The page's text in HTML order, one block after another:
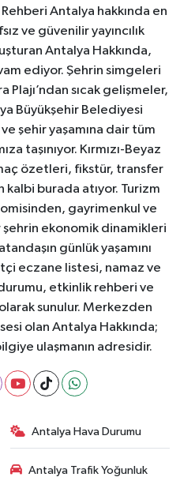
Antalya hakkında en
ve güvenilir yayıncılık
Antalya Hakkında,
ediyor. Şehrin simgeleri
Plajı’ndan sıcak gelişmeler,
Büyükşehir Belediyesi
şehir yaşamına dair tüm
taşınıyor. Kırmızı-Beyaz
özetleri, fikstür, transfer
burada atıyor. Turizm
gayrimenkul ve
ekonomik dinamikleri
günlük yaşamını
eczane listesi, namaz ve
etkinlik rehberi ve
sunulur. Merkezden
olan Antalya Hakkında;
ulaşmanın adresidir.
Antalya Hava Durumu
Antalya Trafik Yoğunluk